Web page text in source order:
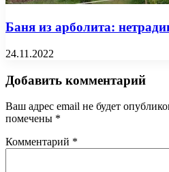
Баня из арболита:
24.11.2022
Добавить комментарий
Ваш адрес email не будет
помечены *
Комментарий *